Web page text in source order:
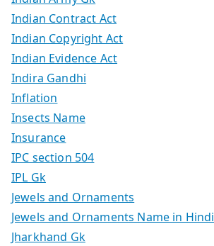
Indian Contract Act
Indian Copyright Act
Indian Evidence Act
Indira Gandhi
Inflation
Insects Name
Insurance
IPC section 504
IPL Gk
Jewels and Ornaments
Jewels and Ornaments Name in Hindi
Jharkhand Gk